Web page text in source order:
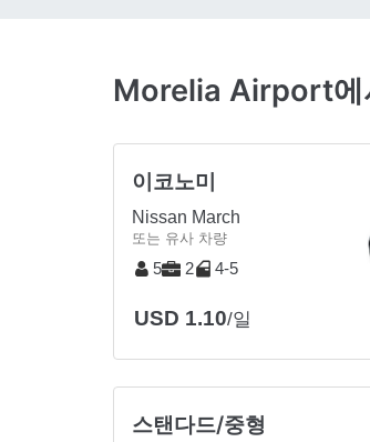
Morelia Airport에
이코노미
Nissan March
또는 유사 차량
5 2 4-5
USD 1.10/일
스탠다드/중형